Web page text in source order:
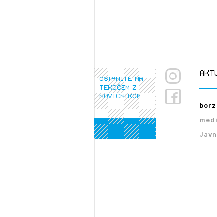
ostanite na
tekočem z
novičnikom